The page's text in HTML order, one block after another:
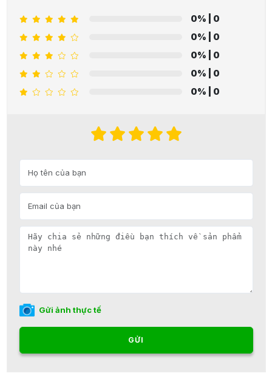
0% | 0
0% | 0
0% | 0
0% | 0
0% | 0
Gửi ảnh thực tế
GỬI